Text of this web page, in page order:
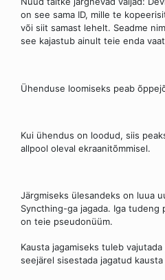
on see sama ID, mille te
või siit samast lehelt. Seadme
see kajastub ainult teie enda
Ühenduse loomiseks peab
Kui ühendus on loodud, siis
allpool oleval ekraanitõmmisel.
Järgmiseks ülesandeks on luua
Syncthing-ga jagada. Iga tudeng
on teie pseudonüüm.
Kausta jagamiseks tuleb
seejärel sisestada jagatud